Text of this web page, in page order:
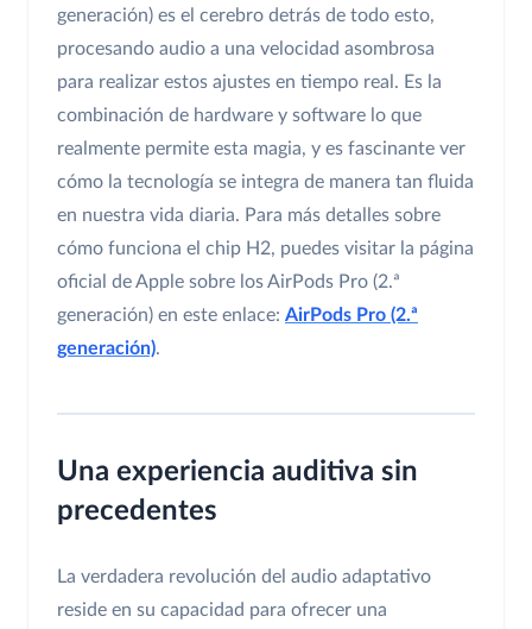
generación) es el cerebro detrás de todo esto,
procesando audio a una velocidad asombrosa
para realizar estos ajustes en tiempo real. Es la
combinación de hardware y software lo que
realmente permite esta magia, y es fascinante ver
cómo la tecnología se integra de manera tan fluida
en nuestra vida diaria. Para más detalles sobre
cómo funciona el chip H2, puedes visitar la página
oficial de Apple sobre los AirPods Pro (2.ª
generación) en este enlace: AirPods Pro (2.ª
generación).
Una experiencia auditiva sin
precedentes
La verdadera revolución del audio adaptativo
reside en su capacidad para ofrecer una